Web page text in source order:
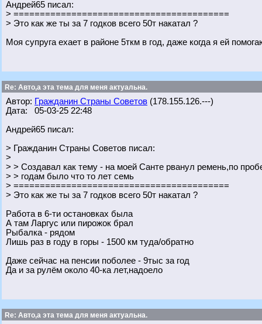
Андрей65 писал:
> =========================================
> Это как же ты за 7 годков всего 50т накатал ?
Моя супруга ехает в районе 5ткм в год, даже когда я ей
Re: Авто,а эта тема для меня актуальна.
Автор: Гражданин Страны Советов (178.155.126.---)
Дата: 05-03-25 22:48
Андрей65 писал:
> Гражданин Страны Советов писал:
>
> > Создавал как тему - на моей Санте рванул ремень,по
> > годам было что то лет семь
> =========================================
> Это как же ты за 7 годков всего 50т накатал ?
Работа в 6-ти остановках была
А там Ларгус или пирожок брал
Рыбалка - рядом
Лишь раз в году в горы - 1500 км туда/обратно
Даже сейчас на пенсии поболее - 9тыс за год
Да и за рулём около 40-ка лет,надоело
Re: Авто,а эта тема для меня актуальна.